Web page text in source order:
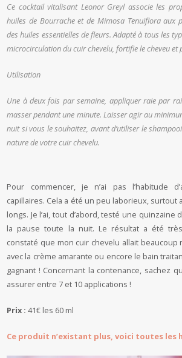
Ce cocktail vitalisant Leonor Greyl associe les
huiles de Bourrache et de Mimosa Tenuiflora aux
des huiles essentielles de fleurs. Adapté à tous les
microcirculation du cuir chevelu, fortifie le cheveu et
Utilisation
Une à deux fois par semaine, appliquer raie par
masser pendant une minute. Laisser agir au
nuit si vous le souhaitez, avant d’utiliser le
nature de votre cuir chevelu.
Pour commencer, je n’ai pas l’habitude
capillaires. Cela a été un peu laborieux, surtout
longs. Je l’ai, tout d’abord, testé une quinzaine
la pause toute la nuit. Le résultat a été
constaté que mon cuir chevelu allait beaucoup
avec la crème amarante ou encore le bain
gagnant ! Concernant la contenance, sachez
assurer entre 7 et 10 applications !
Prix : 41€ les 60 ml
Ce produit n’existant plus, voici toutes les